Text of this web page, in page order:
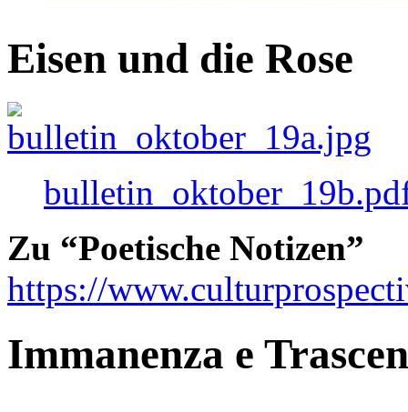
Eisen und die Rose
Zu “Poetische Notizen”
https://
Immanenza e